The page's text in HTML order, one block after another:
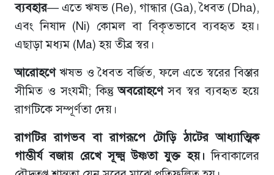
ব্যবহার— এতে ঋষভ (Re), গান্ধার (Ga), ধৈবত (Dha),
এবং নিষাদ (Ni) কোমল বা বিকৃতভাবে ব্যবহৃত হয়।
এছাড়া মধ‍্যম (Ma) হয় তীব্র স্বর।
আরোহণেঋষভ ও ধৈবত বর্জিত, ফলে এতে স্বরের বিস্তার
সীমিত ও সংযমী; কিন্তুঅবরোহণেসব স্বর ব্যবহৃত হয়ে
রাগটিকে সম্পূর্ণতা দেয়।
রাগটির রাগভব বা রাগরূপে টোড়ি ঠাটের আধ্যাত্মিক
গাম্ভীর্য বজায় রেখে সূক্ষ্ম উষ্ণতা যুক্ত হয়।দিবাকালের